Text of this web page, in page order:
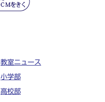
教室ニュース
小学部
高校部